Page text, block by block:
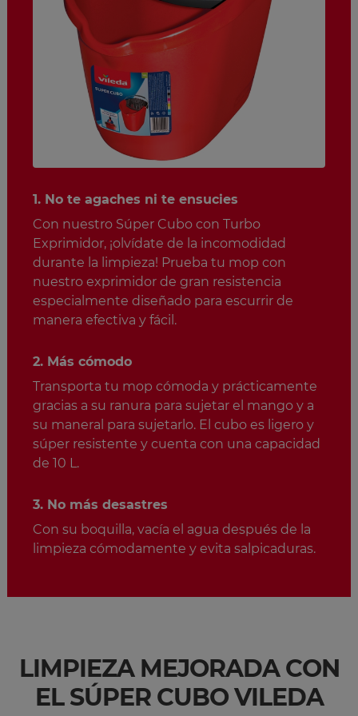
1. No te agaches ni te ensucies
Con nuestro Súper Cubo con Turbo
Exprimidor, ¡olvídate de la incomodidad
durante la limpieza! Prueba tu mop con
nuestro exprimidor de gran resistencia
especialmente diseñado para escurrir de
manera efectiva y fácil.
2. Más cómodo
Transporta tu mop cómoda y prácticamente
gracias a su ranura para sujetar el mango y a
su maneral para sujetarlo. El cubo es ligero y
súper resistente y cuenta con una capacidad
de 10 L.
3. No más desastres
Con su boquilla, vacía el agua después de la
limpieza cómodamente y evita salpicaduras.
LIMPIEZA MEJORADA CON
EL SÚPER CUBO VILEDA